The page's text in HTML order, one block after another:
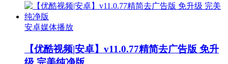
安卓媒体播放
【优酷视频|安卓】v11.0.77精简去广告版 免升